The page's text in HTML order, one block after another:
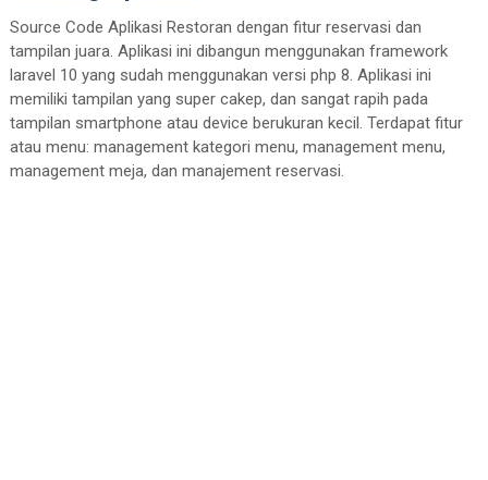
Source Code Aplikasi Restoran dengan fitur reservasi dan
tampilan juara. Aplikasi ini dibangun menggunakan framework
laravel 10 yang sudah menggunakan versi php 8. Aplikasi ini
memiliki tampilan yang super cakep, dan sangat rapih pada
tampilan smartphone atau device berukuran kecil. Terdapat fitur
atau menu: management kategori menu, management menu,
management meja, dan manajement reservasi.